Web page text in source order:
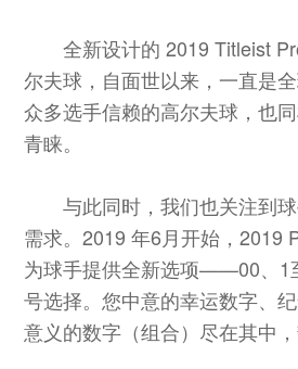
全新设计的 2019 Titleist
尔夫球，自面世以来，一直是
众多选手信赖的高尔夫球，也
青睐。
与此同时，我们也关注到球
需求。2019 年6月开始，2019
为球手提供全新选项——00、1
号选择。您中意的幸运数字、
意义的数字（组合）尽在其中，